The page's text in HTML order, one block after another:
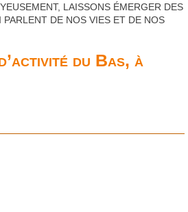
, LAISSONS ÉMERGER DES
PARLENT DE NOS VIES ET DE NOS
du Bas, à